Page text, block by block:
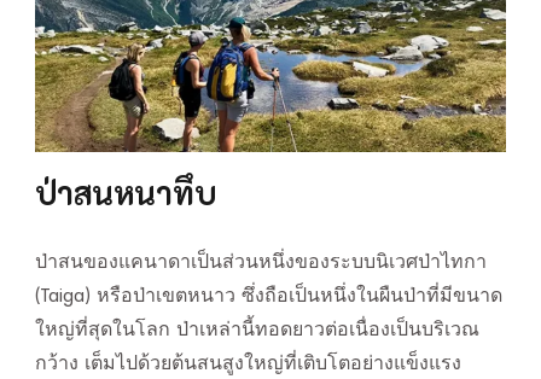
ป่าสนหนาทึบ
ป่าสนของแคนาดาเป็นส่วนหนึ่งของระบบนิเวศป่าไทกา
(Taiga) หรือป่าเขตหนาว ซึ่งถือเป็นหนึ่งในผืนป่าที่มีขนาด
ใหญ่ที่สุดในโลก ป่าเหล่านี้ทอดยาวต่อเนื่องเป็นบริเวณ
กว้าง เต็มไปด้วยต้นสนสูงใหญ่ที่เติบโตอย่างแข็งแรง